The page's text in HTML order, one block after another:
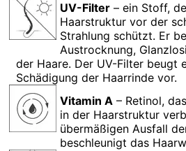
UV-Filter – ein Stoff,
Haarstruktur vor der
Strahlung schützt. Er
Austrocknung,
der Haare. Der UV-Filter beugt
Schädigung der Haarrinde vor.
Vitamin A – Retinol,
in der Haarstruktur
übermäßigen Ausfall
beschleunigt das